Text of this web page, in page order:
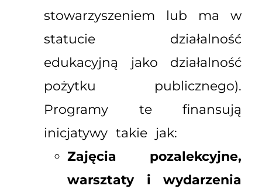
stowarzyszeniem lub ma w
statucie działalność
edukacyjną jako działalność
pożytku publicznego).
Programy te finansują
inicjatywy takie jak:
Zajęcia pozalekcyjne,
warsztaty i wydarzenia